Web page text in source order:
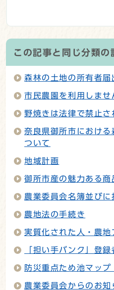
この記事と同じ分類の
森林の土地の所有者届
市民農園を利用しませ
野焼きは法律で禁止さ
奈良県御所市における
ついて
地域計画
御所市産の魅力ある商
農業委員会名簿並びに
農地法の手続き
実質化された人・農地
「担い手バンク」登
防災重点ため池マッ
農業委員会からのお知